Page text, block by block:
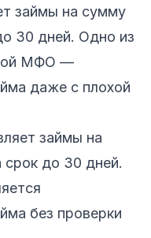
займы на сумму
30 дней. Одно из
МФО —
даже с плохой
займы на
до 30 дней.
без проверки